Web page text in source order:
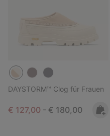
DAYSTORM™ Clog für Frauen
Minimum sale price:
€ 127,00 - Maximum price:
€ 180,00